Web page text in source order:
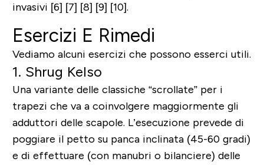
invasivi [6] [7] [8] [9] [10].
Esercizi E Rimedi
Vediamo alcuni esercizi che possono esserci utili.
1. Shrug Kelso
Una variante delle classiche “scrollate” per i
trapezi che va a coinvolgere maggiormente gli
adduttori delle scapole. L’esecuzione prevede di
poggiare il petto su panca inclinata (45-60 gradi)
e di effettuare (con manubri o bilanciere) delle